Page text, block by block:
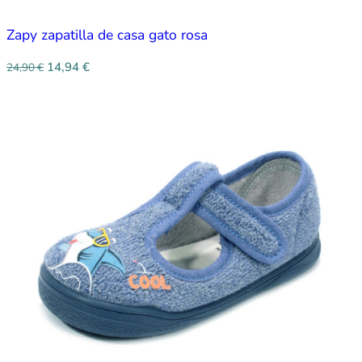
Zapy zapatilla de casa gato rosa
24,90€ 14,94 €